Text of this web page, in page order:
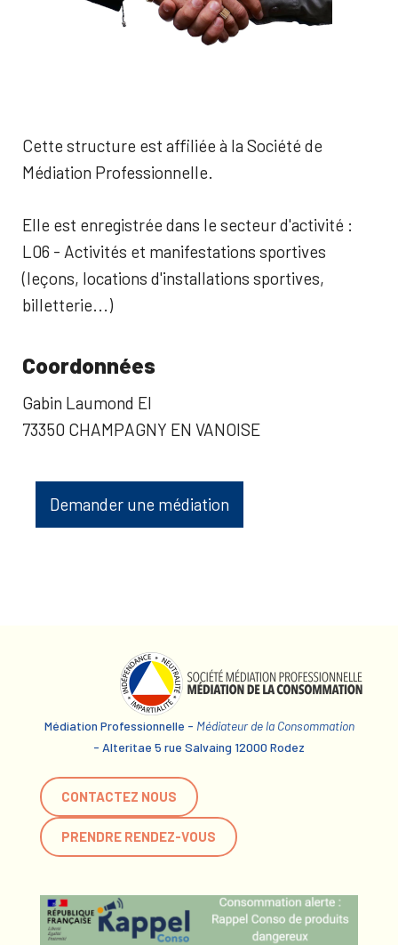
Cette structure est affiliée à la Société de
Médiation Professionnelle.
Elle est enregistrée dans le secteur d'activité :
L06 - Activités et manifestations sportives
(leçons, locations d'installations sportives,
billetterie...)
Coordonnées
Gabin Laumond EI
73350 CHAMPAGNY EN VANOISE
Demander une médiation
Médiation Professionnelle - Médiateur de la Consommation
- Alteritae 5 rue Salvaing 12000 Rodez
CONTACTEZ NOUS
PRENDRE RENDEZ-VOUS